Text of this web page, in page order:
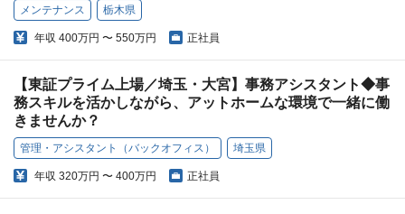
メンテナンス 栃木県
年収 400万円 〜 550万円 正社員
【東証プライム上場／埼玉・大宮】事務アシスタント◆事
務スキルを活かしながら、アットホームな環境で一緒に働
きませんか？
管理・アシスタント（バックオフィス） 埼玉県
年収 320万円 〜 400万円 正社員